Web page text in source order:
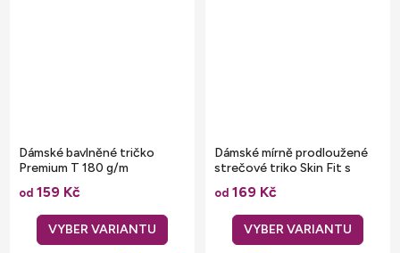
Dámské bavlněné tričko
Premium T 180 g/m
od 159 Kč
Dámské mírně prodloužené
strečové triko Skin Fit s
elastanem 165 g/m
od 169 Kč